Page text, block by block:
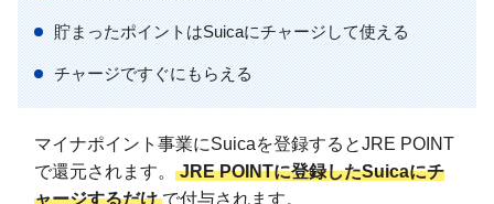
貯まったポイントはSuicaにチャージして使える
チャージですぐにもらえる
マイナポイント事業にSuicaを登録するとJRE POINT
で還元されます。 JRE POINTに登録したSuicaにチ
ャージするだけ で付与されます。